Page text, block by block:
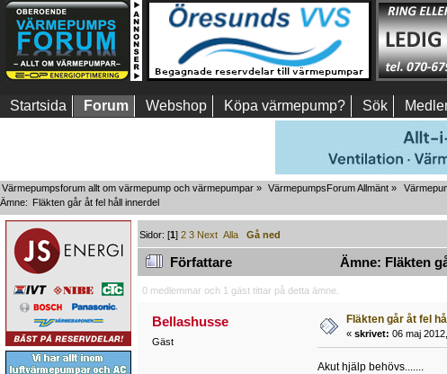
Startsida Forum Webshop Köpa värmepump? Sök
Värmepumpsforum allt om värmepump och värmepumpar » VärmepumpsForum Allmänt »
Ämne: Fläkten går åt fel håll innerdel
Sidor: [1]2 3 Next Alla Gå ned
Författare Ämne: Fläkten
0 medlemmar och 1 gäst tittar på detta ämne.
Bellashusse
Gäst
Fläkten går åt fel
« skrivet: 06 maj
Akut hjälp behövs.......